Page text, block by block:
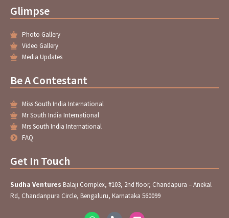
Glimpse
Photo Gallery
Video Gallery
Media Updates
Be A Contestant
Miss South India International
Mr South India International
Mrs South India International
FAQ
Get In Touch
Sudha Ventures Balaji Complex, #103, 2nd floor, Chandapura – Anekal
Rd, Chandanpura Circle, Bengaluru, Karnataka 560099
W P E